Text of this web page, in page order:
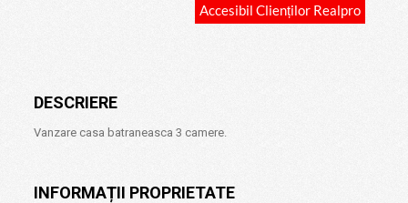
Accesibil Clienților Realpro
DESCRIERE
Vanzare casa batraneasca 3 camere.
INFORMAȚII PROPRIETATE